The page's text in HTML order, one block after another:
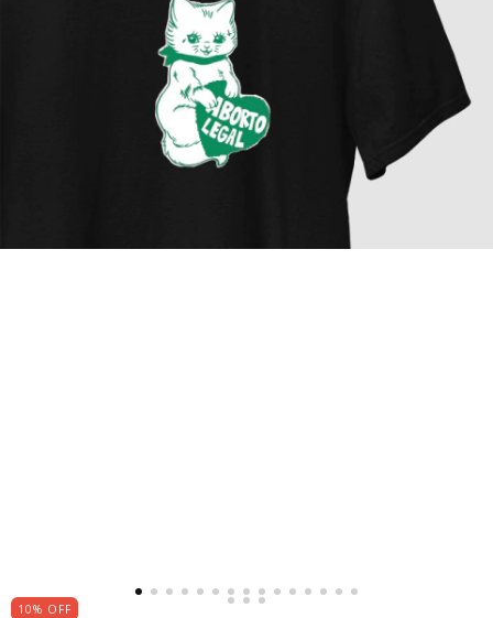
10% OFF